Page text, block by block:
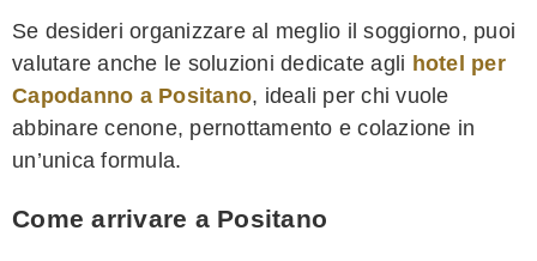
Se desideri organizzare al meglio il soggiorno, puoi
valutare anche le soluzioni dedicate agli hotel per
Capodanno a Positano, ideali per chi vuole
abbinare cenone, pernottamento e colazione in
un’unica formula.
Come arrivare a Positano